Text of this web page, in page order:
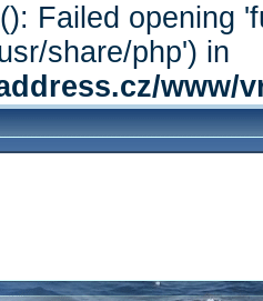
Failed opening
share/php') in
www/